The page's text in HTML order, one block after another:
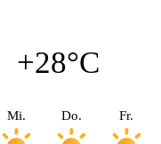
+28°C
Mi. Do. Fr.